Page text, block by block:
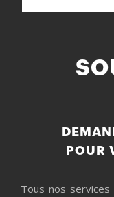
POUR
Tous nos